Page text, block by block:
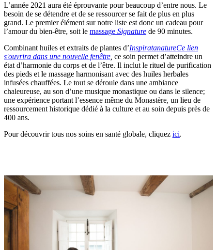
L’année 2021 aura été éprouvante pour beaucoup d’entre nous. Le
besoin de se détendre et de se ressourcer se fait de plus en plus
grand. Le premier élément sur notre liste est donc un cadeau pour
l’amour du bien-être, soit le massage Signature de 90 minutes.
Combinant huiles et extraits de plantes d’InspiratanatureCe lien
s'ouvrira dans une nouvelle fenêtre ce soin permet d’atteindre un
état d’harmonie du corps et de l’être. Il inclut le rituel de purification
des pieds et le massage harmonisant avec des huiles herbales
infusées chauffées. Le tout se déroule dans une ambiance
chaleureuse, au son d’une musique monastique ou dans le silence;
une expérience portant l’essence même du Monastère, un lieu de
ressourcement historique dédié à la culture et au soin depuis près de
400 ans.
Pour découvrir tous nos soins en santé globale, cliquez ici.